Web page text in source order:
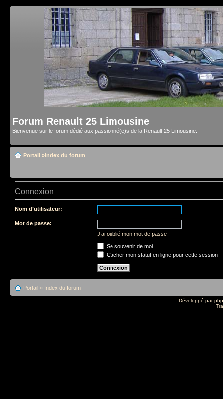
Forum Renault 25 Limousine
Bienvenue sur le forum dédié aux passionné(e)s de la Renault 25 Limousine.
Portail »Index du forum
Connexion
Nom d’utilisateur:
Mot de passe:
J’ai oublié mon mot de passe
Se souvenir de moi
Cacher mon statut en ligne pour cette session
Portail » Index du forum
Développé par